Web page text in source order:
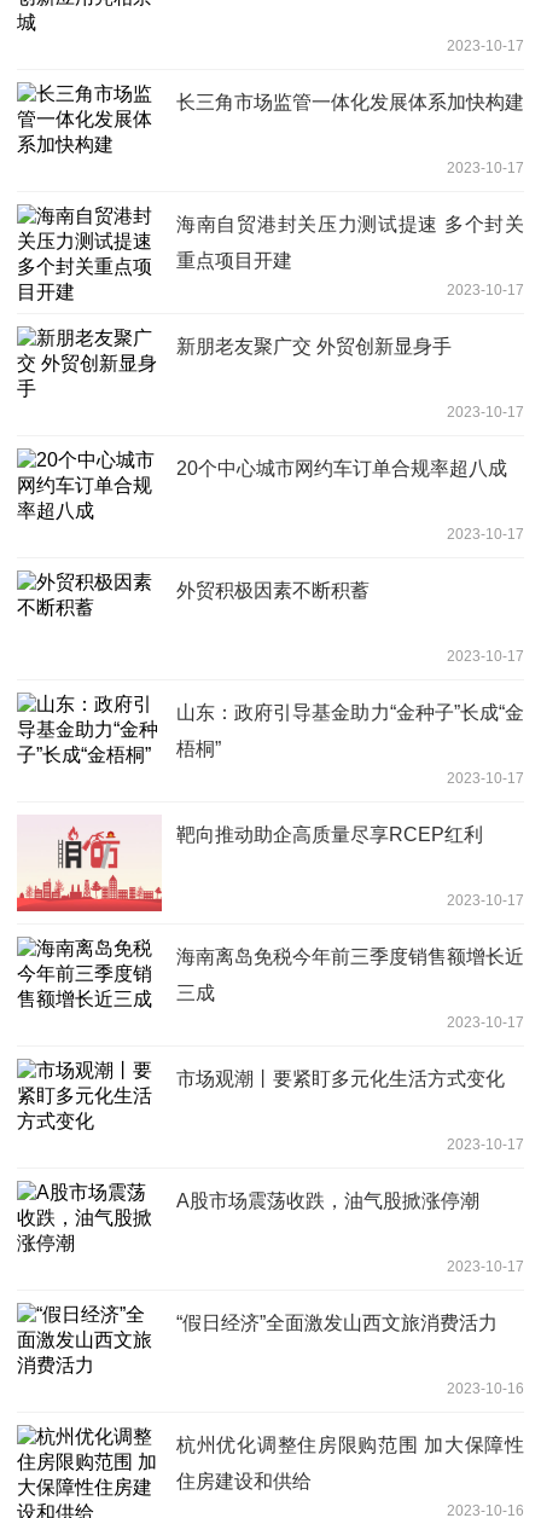
2023-10-17
长三角市场监管一体化发展体系加快构建
2023-10-17
海南自贸港封关压力测试提速 多个封关
重点项目开建
2023-10-17
新朋老友聚广交 外贸创新显身手
2023-10-17
20个中心城市网约车订单合规率超八成
2023-10-17
外贸积极因素不断积蓄
2023-10-17
山东：政府引导基金助力“金种子”长成“金
梧桐”
2023-10-17
靶向推动助企高质量尽享RCEP红利
2023-10-17
海南离岛免税今年前三季度销售额增长近
三成
2023-10-17
市场观潮丨要紧盯多元化生活方式变化
2023-10-17
A股市场震荡收跌，油气股掀涨停潮
2023-10-17
“假日经济”全面激发山西文旅消费活力
2023-10-16
杭州优化调整住房限购范围 加大保障性
住房建设和供给
2023-10-16